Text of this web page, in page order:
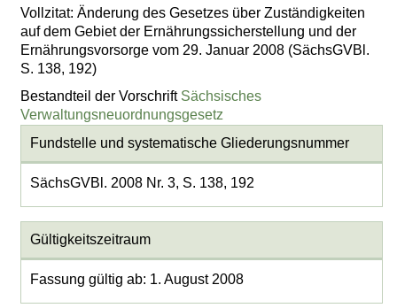
Vollzitat: Änderung des Gesetzes über Zuständigkeiten
auf dem Gebiet der Ernährungssicherstellung und der
Ernährungsvorsorge vom 29. Januar 2008 (SächsGVBl.
S. 138, 192)
Bestandteil der Vorschrift Sächsisches
Verwaltungsneuordnungsgesetz
Fundstelle und systematische Gliederungsnummer
SächsGVBl. 2008 Nr. 3, S. 138, 192
Gültigkeitszeitraum
Fassung gültig ab: 1. August 2008